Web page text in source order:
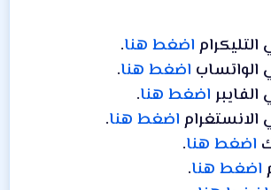
التليكرام اضغط هنا.
الواتساب اضغط هنا.
الفايبر اضغط هنا.
الانستغرام اضغط هنا.
اضغط هنا.
اضغط هنا.